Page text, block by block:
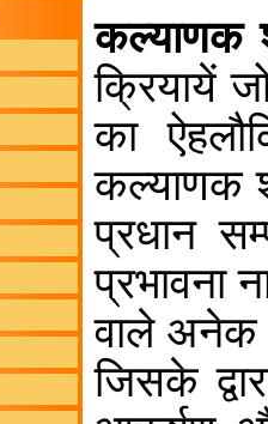
कल्याणक
क्रियायें
का
कल्याणक
प्रधान
प्रभावना
वाले अनेक
जिसके